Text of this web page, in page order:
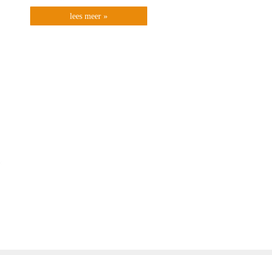
lees meer »